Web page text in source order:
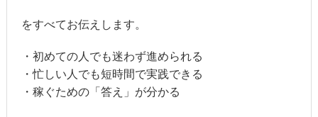
をすべてお伝えします。
・初めての人でも迷わず進められる
・忙しい人でも短時間で実践できる
・稼ぐための「答え」が分かる